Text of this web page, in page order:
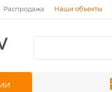
Распродажа Наши объекты